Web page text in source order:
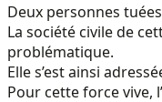
Deux personnes
La société civile de
problématique.
Elle s’est ainsi
Pour cette force vive,